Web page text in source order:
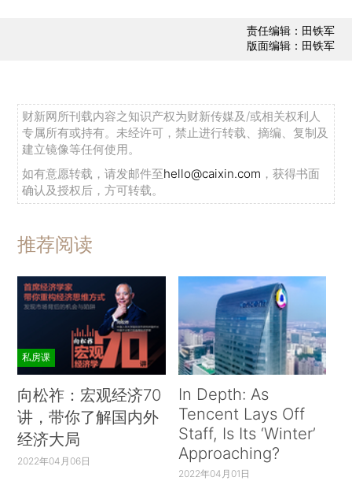
责任编辑：田铁军
版面编辑：田铁军
财新网所刊载内容之知识产权为财新传媒及/或相关权利人
专属所有或持有。未经许可，禁止进行转载、摘编、复制及
建立镜像等任何使用。
如有意愿转载，请发邮件至hello@caixin.com ，获得书面
确认及授权后，方可转载。
推荐阅读
私房课
向松祚：宏观经济70
讲，带你了解国内外
经济大局
2022年04月06日
In Depth: As
Tencent Lays Off
Staff, Is Its ‘Winter’
Approaching?
2022年04月01日